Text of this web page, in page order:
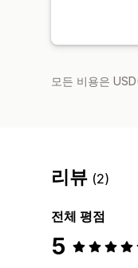
모든 비용은
리뷰 (2)
전체 평점
5